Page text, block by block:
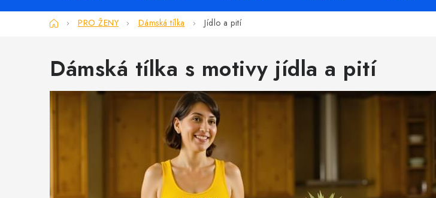
DomůPRO ŽENY Dámská tílka Jídlo a pití
Dámská tílka s motivy jídla a pití